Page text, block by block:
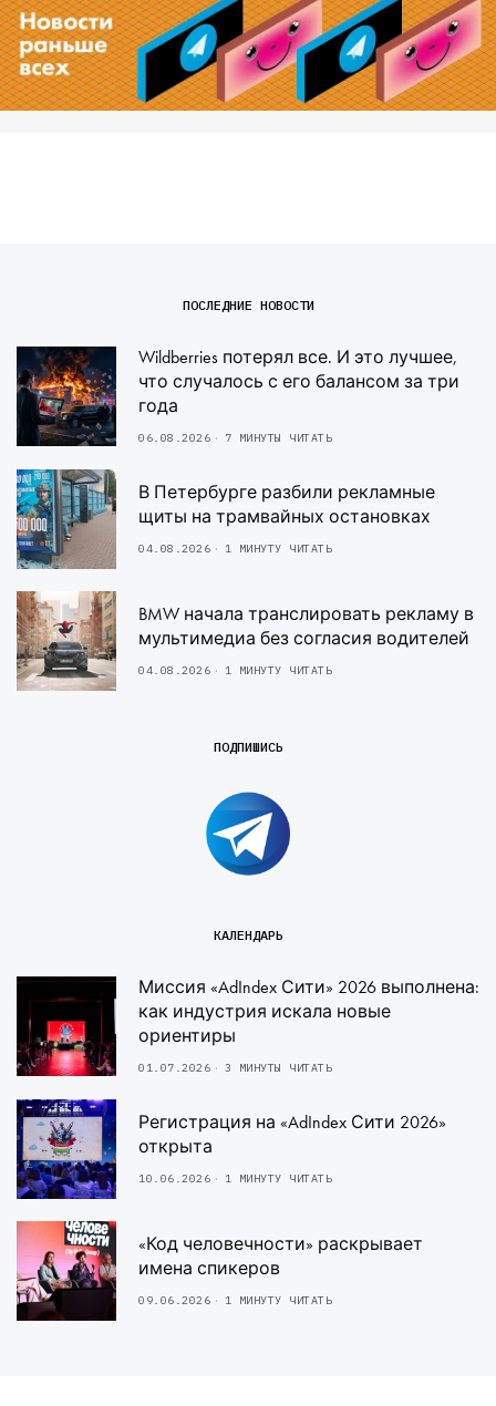
ПОСЛЕДНИЕ НОВОСТИ
Wildberries потерял все. И это лучшее,
что случалось с его балансом за три
года
06.08.2026 7 МИНУТЫ ЧИТАТЬ
В Петербурге разбили рекламные
щиты на трамвайных остановках
04.08.2026 1 МИНУТУ ЧИТАТЬ
BMW начала транслировать рекламу в
мультимедиа без согласия водителей
04.08.2026 1 МИНУТУ ЧИТАТЬ
ПОДПИШИСЬ
КАЛЕНДАРЬ
Миссия «AdIndex Сити» 2026 выполнена:
как индустрия искала новые
ориентиры
01.07.2026 3 МИНУТЫ ЧИТАТЬ
Регистрация на «AdIndex Сити 2026»
открыта
10.06.2026 1 МИНУТУ ЧИТАТЬ
«Код человечности» раскрывает
имена спикеров
09.06.2026 1 МИНУТУ ЧИТАТЬ